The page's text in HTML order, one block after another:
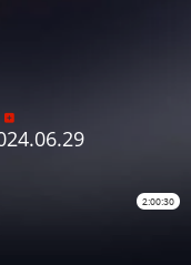
2:00:30